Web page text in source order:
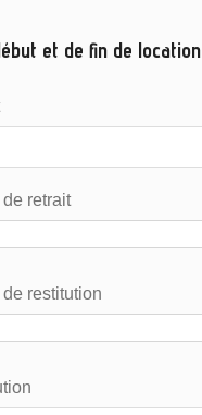
et de fin de location
retrait
restitution